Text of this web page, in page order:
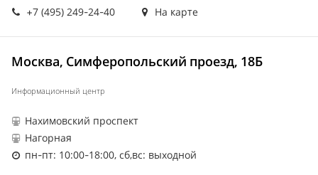
+7 (495) 249-24-40 На карте
Москва, Симферопольский проезд, 18Б
Информационный центр
Нахимовский проспект
Нагорная
пн-пт: 10:00-18:00, сб,вс: выходной